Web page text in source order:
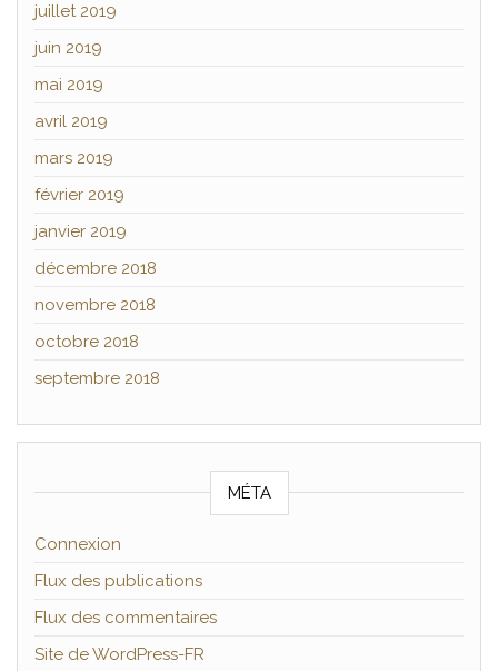
juillet 2019
juin 2019
mai 2019
avril 2019
mars 2019
février 2019
janvier 2019
décembre 2018
novembre 2018
octobre 2018
septembre 2018
MÉTA
Connexion
Flux des publications
Flux des commentaires
Site de WordPress-FR